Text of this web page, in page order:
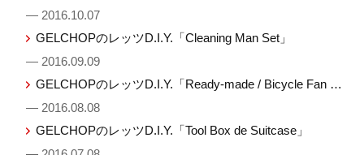
— 2016.10.07
GELCHOPのレッツD.I.Y.「Cleaning Man Set」
— 2016.09.09
GELCHOPのレッツD.I.Y.「Ready-made / Bicycle Fan …
— 2016.08.08
GELCHOPのレッツD.I.Y.「Tool Box de Suitcase」